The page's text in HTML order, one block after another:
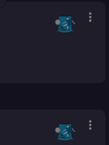
more_vert
more_vert